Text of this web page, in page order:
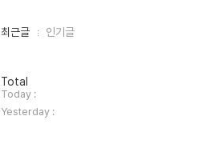
최
인
기
글
최근글 인기글
방
문
자
수
Total
Today :
Yesterday :